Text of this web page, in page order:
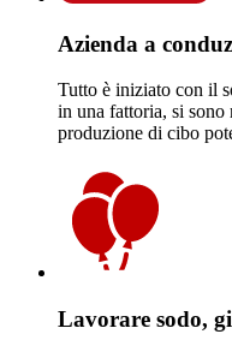
Azienda a
Tutto è iniziato con il
in una fattoria, si sono
produzione di cibo
Lavorare sodo,